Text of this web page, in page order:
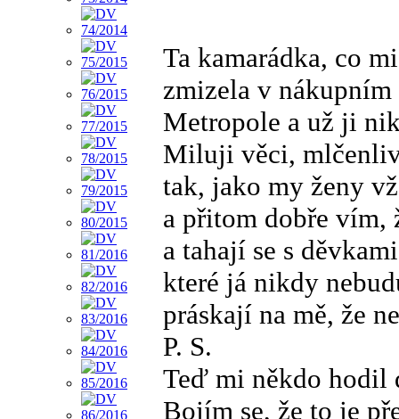
Ta kamarádka, co
zmizela v nákupním
Metropole a už ji
Miluji věci,
tak, jako my ženy
a přitom dobře
a tahají se s
které já nikdy
práskají na mě, že
P. S.
Teď mi někdo hodil
Bojím se, že to je